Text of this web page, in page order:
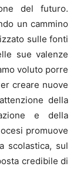
del futuro.
un cammino
sulle fonti
sue valenze
voluto porre
creare nuove
della
e della
promuove
scolastica, sul
credibile di